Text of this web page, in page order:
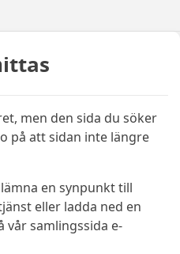
men den sida du söker
på att sidan inte längre
en synpunkt till
eller ladda ned en
vår samlingssida e-